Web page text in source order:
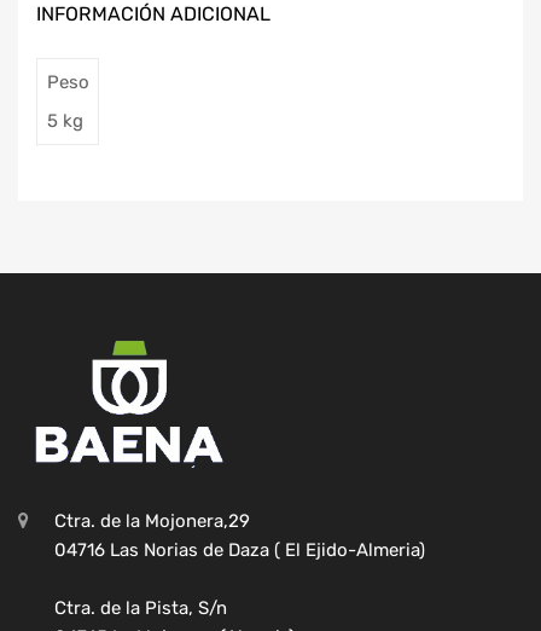
INFORMACIÓN ADICIONAL
Peso
5 kg
Ctra. de la Mojonera,29
04716 Las Norias de Daza ( El Ejido-Almeria)
Ctra. de la Pista, S/n